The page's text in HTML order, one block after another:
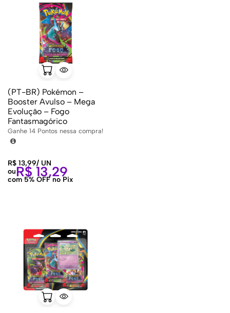
(PT-BR) Pokémon –
Booster Avulso – Mega
Evolução – Fogo
Fantasmagórico
Ganhe 14 Pontos nessa compra!
R$ 13,99/ UN
ouR$ 13,29
com 5% OFF no Pix